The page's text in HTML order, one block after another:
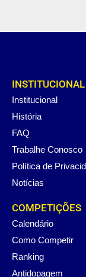
INSTITUCIONAL
Institucional
História
FAQ
Trabalhe Conosco
Política de
Notícias
COMPETIÇÕES
Calendário
Como Competir
Ranking
Antidopagem